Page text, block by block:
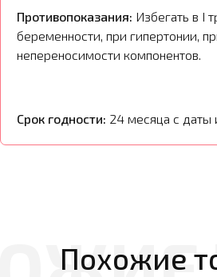
Противопоказания: Избегать в I
беременности, при гипертонии,
непереносимости компонентов.
Срок годности: 24 месяца с даты
Похожие